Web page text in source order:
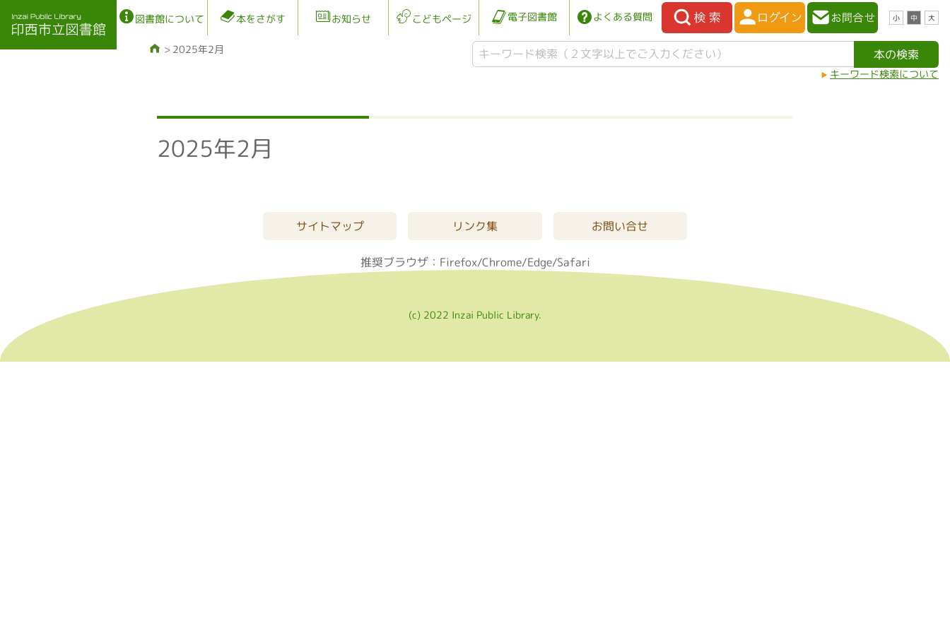
図書館について 本をさがす お知らせ こどもページ 電子図書館 よくある質問 小 中 大
2025年2月
キーワード検索について
2025年2月
サイトマップ リンク集 お問い合せ
推奨ブラウザ：Firefox/Chrome/Edge/Safari
(c) 2022 Inzai Public Library.